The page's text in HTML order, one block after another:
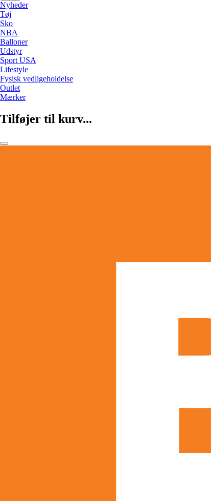
Nyheder
Tøj
Sko
NBA
Balloner
Udstyr
Sport USA
Lifestyle
Fysisk vedligeholdelse
Outlet
Mærker
Tilføjer til kurv...